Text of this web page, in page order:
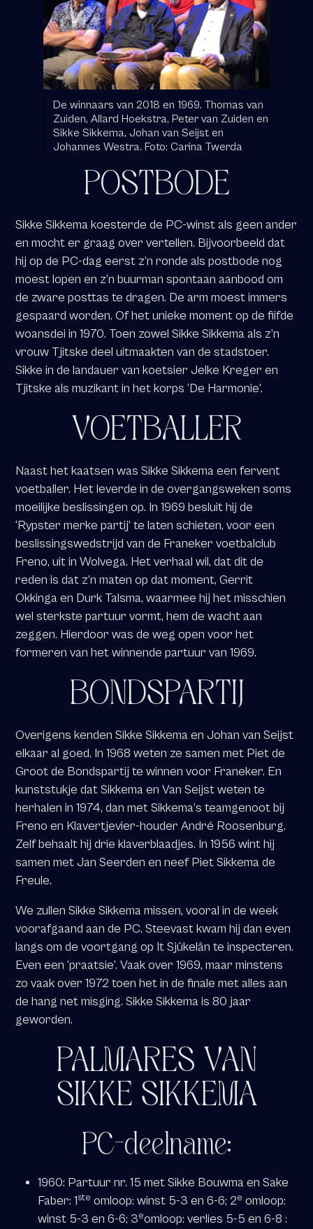
De winnaars van 2018 en 1969. Thomas van
Zuiden, Allard Hoekstra, Peter van Zuiden en
Sikke Sikkema, Johan van Seijst en
Johannes Westra. Foto: Carina Twerda
POSTBODE
Sikke Sikkema koesterde de PC-winst als geen ander
en mocht er graag over vertellen. Bijvoorbeeld dat
hij op de PC-dag eerst z’n ronde als postbode nog
moest lopen en z’n buurman spontaan aanbood om
de zware posttas te dragen. De arm moest immers
gespaard worden. Of het unieke moment op de fiifde
woansdei in 1970. Toen zowel Sikke Sikkema als z’n
vrouw Tjitske deel uitmaakten van de stadstoer.
Sikke in de landauer van koetsier Jelke Kreger en
Tjitske als muzikant in het korps ‘De Harmonie’.
VOETBALLER
Naast het kaatsen was Sikke Sikkema een fervent
voetballer. Het leverde in de overgangsweken soms
moeilijke beslissingen op. In 1969 besluit hij de
‘Rypster merke partij’ te laten schieten, voor een
beslissingswedstrijd van de Franeker voetbalclub
Freno, uit in Wolvega. Het verhaal wil, dat dit de
reden is dat z’n maten op dat moment, Gerrit
Okkinga en Durk Talsma, waarmee hij het misschien
wel sterkste partuur vormt, hem de wacht aan
zeggen. Hierdoor was de weg open voor het
formeren van het winnende partuur van 1969.
BONDSPARTIJ
Overigens kenden Sikke Sikkema en Johan van Seijst
elkaar al goed. In 1968 weten ze samen met Piet de
Groot de Bondspartij te winnen voor Franeker. En
kunststukje dat Sikkema en Van Seijst weten te
herhalen in 1974, dan met Sikkema’s teamgenoot bij
Freno en Klavertjevier-houder André Roosenburg.
Zelf behaalt hij drie klaverblaadjes. In 1956 wint hij
samen met Jan Seerden en neef Piet Sikkema de
Freule.
We zullen Sikke Sikkema missen, vooral in de week
voorafgaand aan de PC. Steevast kwam hij dan even
langs om de voortgang op It Sjûkelân te inspecteren.
Even een ‘praatsie’. Vaak over 1969, maar minstens
zo vaak over 1972 toen het in de finale met alles aan
de hang net misging. Sikke Sikkema is 80 jaar
geworden.
PALMARES VAN
SIKKE SIKKEMA
PC-deelname:
1960: Partuur nr. 15 met Sikke Bouwma en Sake
Faber: 1 ste omloop: winst 5-3 en 6-6; 2e omloop:
winst 5-3 en 6-6; 3eomloop: verlies 5-5 en 6-8 :